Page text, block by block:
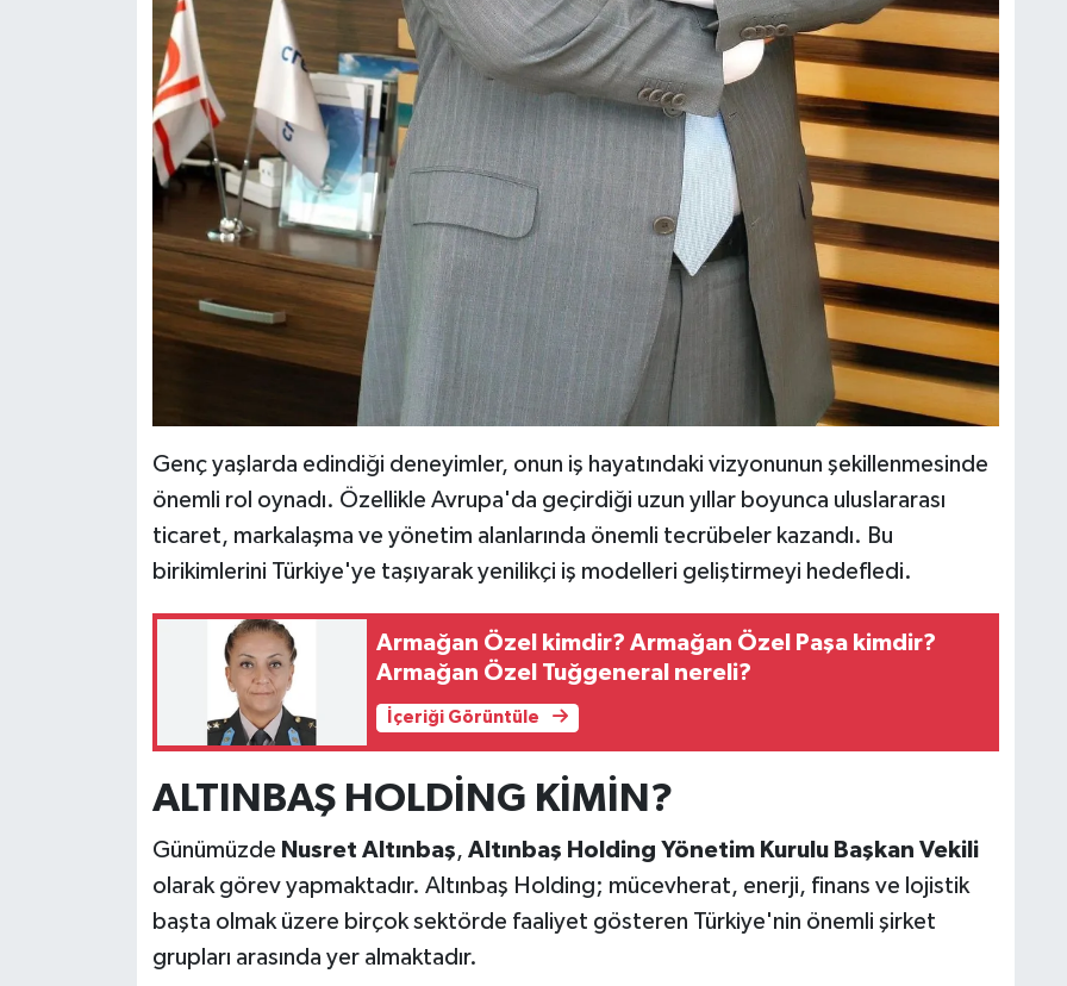
Genç yaşlarda edindiği deneyimler, onun iş hayatındaki vizyonunun şekillenmesinde
önemli rol oynadı. Özellikle Avrupa'da geçirdiği uzun yıllar boyunca uluslararası
ticaret, markalaşma ve yönetim alanlarında önemli tecrübeler kazandı. Bu
birikimlerini Türkiye'ye taşıyarak yenilikçi iş modelleri geliştirmeyi hedefledi.
Armağan Özel kimdir? Armağan Özel Paşa kimdir?
Armağan Özel Tuğgeneral nereli?
İçeriği Görüntüle
ALTINBAŞ HOLDİNG KİMİN?
Günümüzde Nusret Altınbaş, Altınbaş Holding Yönetim Kurulu Başkan Vekili
olarak görev yapmaktadır. Altınbaş Holding; mücevherat, enerji, finans ve lojistik
başta olmak üzere birçok sektörde faaliyet gösteren Türkiye'nin önemli şirket
grupları arasında yer almaktadır.